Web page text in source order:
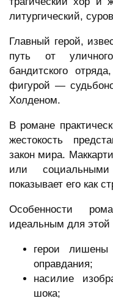
литургический,
Главный герой,
путь от
бандитского
фигурой —
Холденом.
В романе
жестокость
закон мира.
или
показывает его как
Особенности
идеальным для этой
герои лишены
оправдания;
насилие
шока;